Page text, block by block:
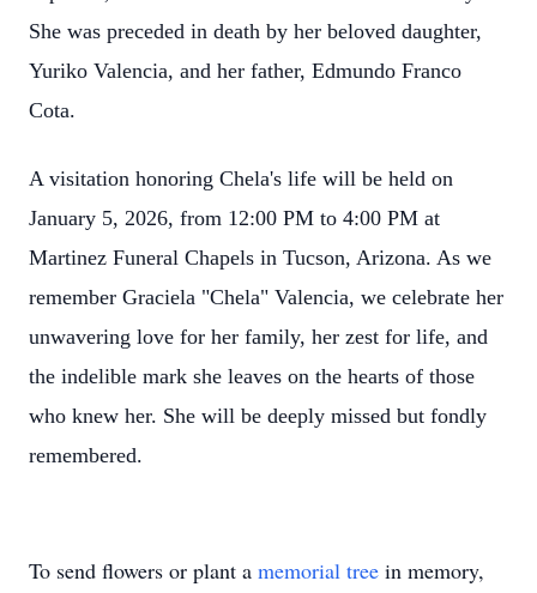
She was preceded in death by her beloved daughter,
Yuriko Valencia, and her father, Edmundo Franco
Cota.
A visitation honoring Chela's life will be held on
January 5, 2026, from 12:00 PM to 4:00 PM at
Martinez Funeral Chapels in Tucson, Arizona. As we
remember Graciela "Chela" Valencia, we celebrate her
unwavering love for her family, her zest for life, and
the indelible mark she leaves on the hearts of those
who knew her. She will be deeply missed but fondly
remembered.
To send flowers or plant a memorial tree in memory,